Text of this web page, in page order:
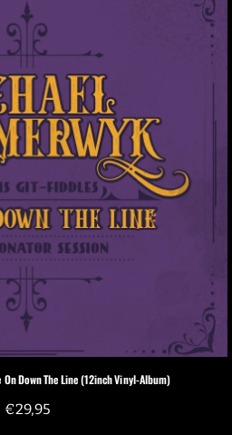
On Down The Line (12inch Vinyl-Album)
€29,95